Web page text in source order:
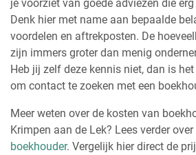
je voorziet van goede adviezen die
Denk hier met name aan bepaalde
voordelen en aftrekposten. De
zijn immers groter dan menig
Heb jij zelf deze kennis niet, dan is
om contact te zoeken met een
Meer weten over de kosten van
Krimpen aan de Lek? Lees verder over
boekhouder. Vergelijk hier direct de